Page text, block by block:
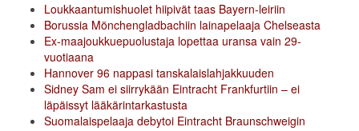
Loukkaantumishuolet hiipivät taas Bayern-leiriin
Borussia Mönchengladbachiin lainapelaaja Chelseasta
Ex-maajoukkuepuolustaja lopettaa uransa vain 29-
vuotiaana
Hannover 96 nappasi tanskalaislahjakkuuden
Sidney Sam ei siirrykään Eintracht Frankfurtiin – ei
läpäissyt lääkärintarkastusta
Suomalaispelaaja debytoi Eintracht Braunschweigin